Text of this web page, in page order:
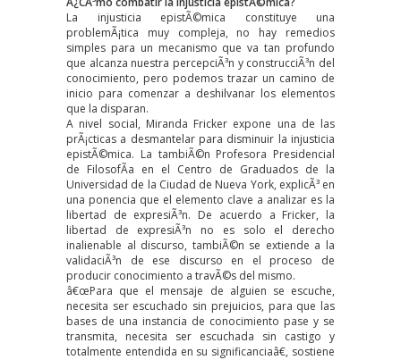
La injusticia epistÃ©mica constituye una
problemÃ¡tica muy compleja, no hay remedios
simples para un mecanismo que va tan profundo
que alcanza nuestra percepciÃ³n y construcciÃ³n del
conocimiento, pero podemos trazar un camino de
inicio para comenzar a deshilvanar los elementos
que la disparan.
A nivel social, Miranda Fricker expone una de las
prÃ¡cticas a desmantelar para disminuir la injusticia
epistÃ©mica. La tambiÃ©n Profesora Presidencial
de FilosofÃ­a en el Centro de Graduados de la
Universidad de la Ciudad de Nueva York, explicÃ³ en
una ponencia que el elemento clave a analizar es la
libertad de expresiÃ³n. De acuerdo a Fricker, la
libertad de expresiÃ³n no es solo el derecho
inalienable al discurso, tambiÃ©n se extiende a la
validaciÃ³n de ese discurso en el proceso de
producir conocimiento a travÃ©s del mismo.
â€œPara que el mensaje de alguien se escuche,
necesita ser escuchado sin prejuicios, para que las
bases de una instancia de conocimiento pase y se
transmita, necesita ser escuchada sin castigo y
totalmente entendida en su significanciaâ€, sostiene